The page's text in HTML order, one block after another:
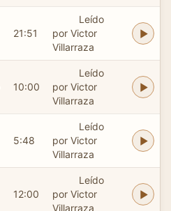
21:51
Leído
por Victor
Villarraza
10:00
Leído
por Victor
Villarraza
5:48
Leído
por Victor
Villarraza
12:00
Leído
por Victor
Villarraza